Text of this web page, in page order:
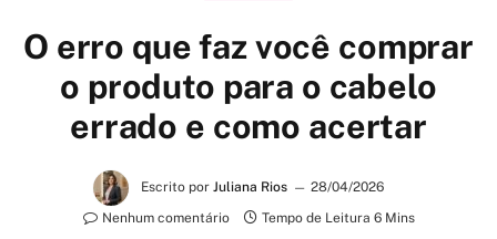
O erro que faz você comprar
o produto para o cabelo
errado e como acertar
Escrito por Juliana Rios
28/04/2026
Nenhum comentário
Tempo de Leitura 6 Mins